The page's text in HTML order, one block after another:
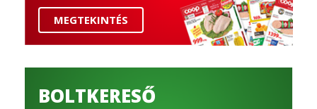
MEGTEKINTÉS
BOLTKERESŐ